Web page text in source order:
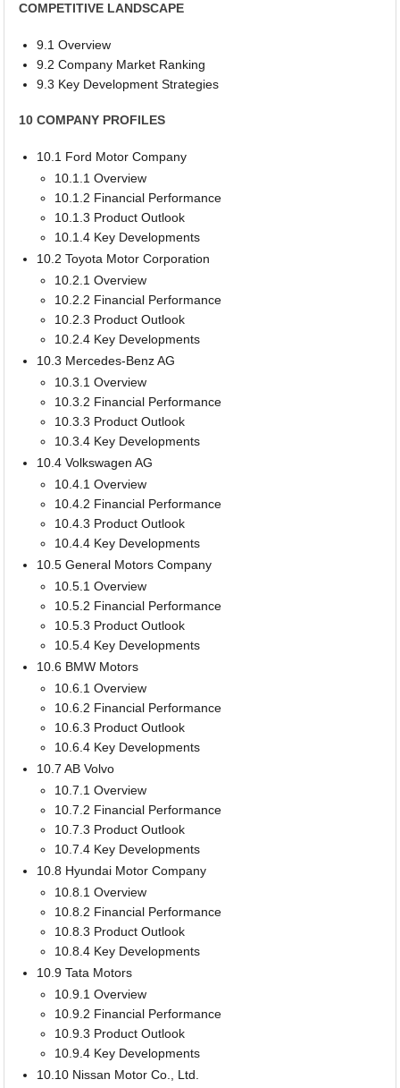
COMPETITIVE LANDSCAPE
9.1 Overview
9.2 Company Market Ranking
9.3 Key Development Strategies
10 COMPANY PROFILES
10.1 Ford Motor Company
10.1.1 Overview
10.1.2 Financial Performance
10.1.3 Product Outlook
10.1.4 Key Developments
10.2 Toyota Motor Corporation
10.2.1 Overview
10.2.2 Financial Performance
10.2.3 Product Outlook
10.2.4 Key Developments
10.3 Mercedes-Benz AG
10.3.1 Overview
10.3.2 Financial Performance
10.3.3 Product Outlook
10.3.4 Key Developments
10.4 Volkswagen AG
10.4.1 Overview
10.4.2 Financial Performance
10.4.3 Product Outlook
10.4.4 Key Developments
10.5 General Motors Company
10.5.1 Overview
10.5.2 Financial Performance
10.5.3 Product Outlook
10.5.4 Key Developments
10.6 BMW Motors
10.6.1 Overview
10.6.2 Financial Performance
10.6.3 Product Outlook
10.6.4 Key Developments
10.7 AB Volvo
10.7.1 Overview
10.7.2 Financial Performance
10.7.3 Product Outlook
10.7.4 Key Developments
10.8 Hyundai Motor Company
10.8.1 Overview
10.8.2 Financial Performance
10.8.3 Product Outlook
10.8.4 Key Developments
10.9 Tata Motors
10.9.1 Overview
10.9.2 Financial Performance
10.9.3 Product Outlook
10.9.4 Key Developments
10.10 Nissan Motor Co., Ltd.